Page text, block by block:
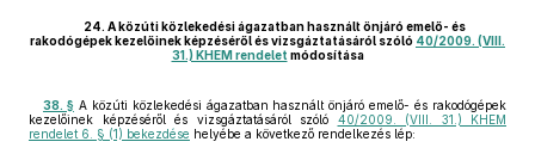
24. A közúti közlekedési ágazatban használt önjáró emelő- és
rakodógépek kezelőinek képzéséről és vizsgáztatásáról szóló 40/2009. (VIII.
31.) KHEM rendelet módosítása
38. §A közúti közlekedési ágazatban használt önjáró emelő- és rakodógépek
kezelőinek képzéséről és vizsgáztatásáról szóló 40/2009. (VIII. 31.) KHEM
rendelet 6. § (1) bekezdése helyébe a következő rendelkezés lép: